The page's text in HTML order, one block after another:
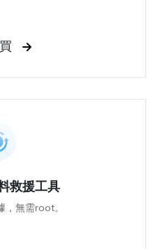
救援工具
無需root。